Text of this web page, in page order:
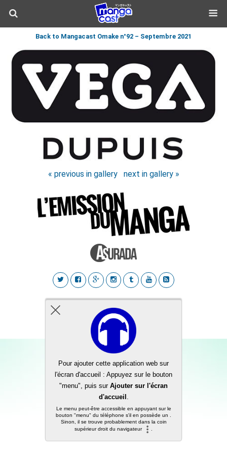
Back to Mangacast Omake n°92 – Septembre 2021
« previous in gallery next in gallery »
Back to top